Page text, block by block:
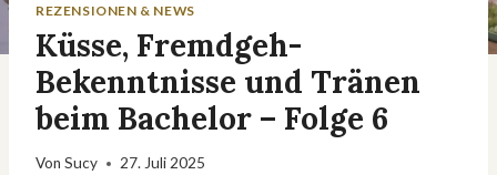
REZENSIONEN & NEWS
Küsse, Fremdgeh-
Bekenntnisse und Tränen
beim Bachelor – Folge 6
Von Sucy 27. Juli 2025